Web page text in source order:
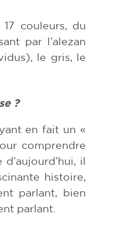
couleurs, du
par l’alezan
le gris, le
?
en fait un «
comprendre
il
histoire,
parlant, bien
parlant.